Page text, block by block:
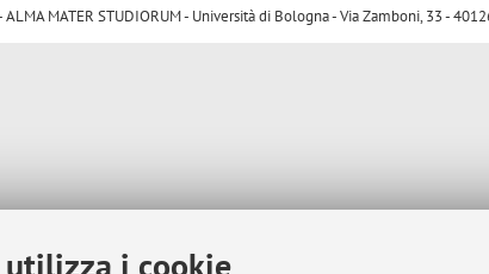
i cookie
MATER STUDIORUM - Università di Bologna - Via Zamboni, 33 -